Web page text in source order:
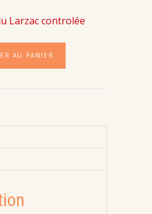
Larzac controlée
AU PANIER